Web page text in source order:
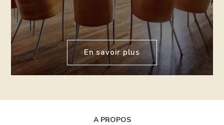
En savoir plus
A PROPOS